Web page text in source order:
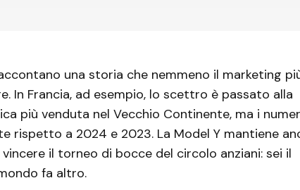
una storia che nemmeno il marketing
In Francia, ad esempio, lo scettro è passato alla
più venduta nel Vecchio Continente, ma i
rispetto a 2024 e 2023. La Model Y mantiene
il torneo di bocce del circolo anziani: sei il
fa altro.